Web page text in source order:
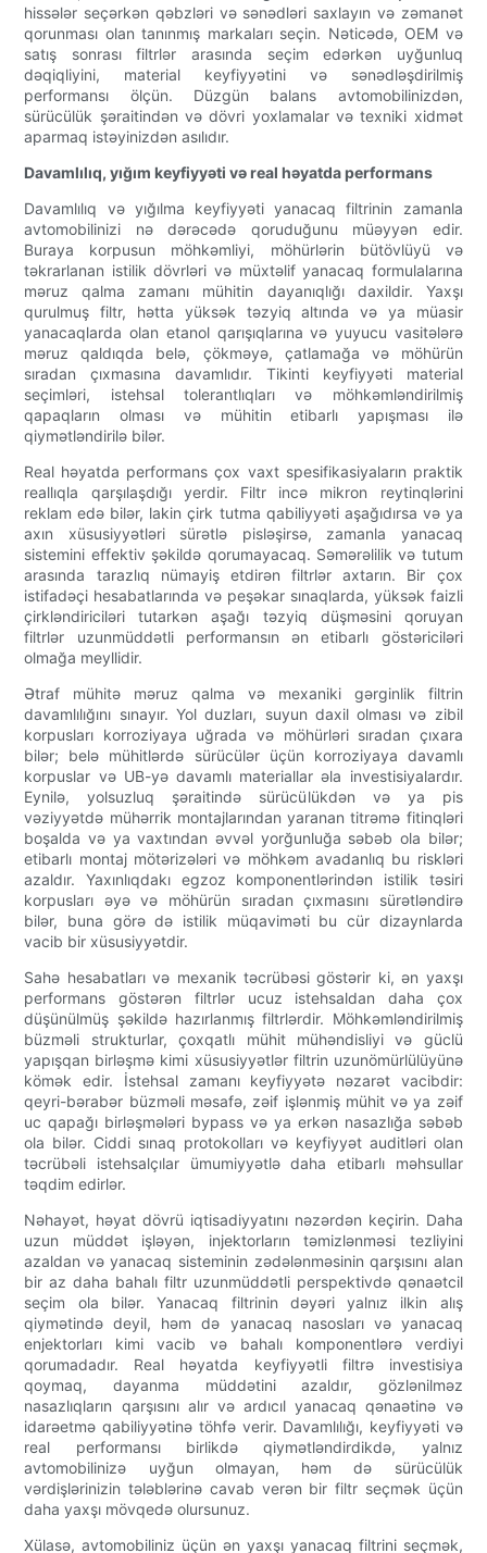
hissələr seçərkən qəbzləri və sənədləri saxlayın və zəmanət
qorunması olan tanınmış markaları seçin. Nəticədə, OEM və
satış sonrası filtrlər arasında seçim edərkən uyğunluq
dəqiqliyini, material keyfiyyətini və sənədləşdirilmiş
performansı ölçün. Düzgün balans avtomobilinizdən,
sürücülük şəraitindən və dövri yoxlamalar və texniki xidmət
aparmaq istəyinizdən asılıdır.
Davamlılıq, yığım keyfiyyəti və real həyatda performans
Davamlılıq və yığılma keyfiyyəti yanacaq filtrinin zamanla
avtomobilinizi nə dərəcədə qoruduğunu müəyyən edir.
Buraya korpusun möhkəmliyi, möhürlərin bütövlüyü və
təkrarlanan istilik dövrləri və müxtəlif yanacaq formulalarına
məruz qalma zamanı mühitin dayanıqlığı daxildir. Yaxşı
qurulmuş filtr, hətta yüksək təzyiq altında və ya müasir
yanacaqlarda olan etanol qarışıqlarına və yuyucu vasitələrə
məruz qaldıqda belə, çökməyə, çatlamağa və möhürün
sıradan çıxmasına davamlıdır. Tikinti keyfiyyəti material
seçimləri, istehsal tolerantlıqları və möhkəmləndirilmiş
qapaqların olması və mühitin etibarlı yapışması ilə
qiymətləndirilə bilər.
Real həyatda performans çox vaxt spesifikasiyaların praktik
reallıqla qarşılaşdığı yerdir. Filtr incə mikron reytinqlərini
reklam edə bilər, lakin çirk tutma qabiliyyəti aşağıdırsa və ya
axın xüsusiyyətləri sürətlə pisləşirsə, zamanla yanacaq
sistemini effektiv şəkildə qorumayacaq. Səmərəlilik və tutum
arasında tarazlıq nümayiş etdirən filtrlər axtarın. Bir çox
istifadəçi hesabatlarında və peşəkar sınaqlarda, yüksək faizli
çirkləndiriciləri tutarkən aşağı təzyiq düşməsini qoruyan
filtrlər uzunmüddətli performansın ən etibarlı göstəriciləri
olmağa meyllidir.
Ətraf mühitə məruz qalma və mexaniki gərginlik filtrin
davamlılığını sınayır. Yol duzları, suyun daxil olması və zibil
korpusları korroziyaya uğrada və möhürləri sıradan çıxara
bilər; belə mühitlərdə sürücülər üçün korroziyaya davamlı
korpuslar və UB-yə davamlı materiallar əla investisiyalardır.
Eynilə, yolsuzluq şəraitində sürücülükdən və ya pis
vəziyyətdə mühərrik montajlarından yaranan titrəmə fitinqləri
boşalda və ya vaxtından əvvəl yorğunluğa səbəb ola bilər;
etibarlı montaj mötərizələri və möhkəm avadanlıq bu riskləri
azaldır. Yaxınlıqdakı egzoz komponentlərindən istilik təsiri
korpusları əyə və möhürün sıradan çıxmasını sürətləndirə
bilər, buna görə də istilik müqaviməti bu cür dizaynlarda
vacib bir xüsusiyyətdir.
Sahə hesabatları və mexanik təcrübəsi göstərir ki, ən yaxşı
performans göstərən filtrlər ucuz istehsaldan daha çox
düşünülmüş şəkildə hazırlanmış filtrlərdir. Möhkəmləndirilmiş
büzməli strukturlar, çoxqatlı mühit mühəndisliyi və güclü
yapışqan birləşmə kimi xüsusiyyətlər filtrin uzunömürlülüyünə
kömək edir. İstehsal zamanı keyfiyyətə nəzarət vacibdir:
qeyri-bərabər büzməli məsafə, zəif işlənmiş mühit və ya zəif
uc qapağı birləşmələri bypass və ya erkən nasazlığa səbəb
ola bilər. Ciddi sınaq protokolları və keyfiyyət auditləri olan
təcrübəli istehsalçılar ümumiyyətlə daha etibarlı məhsullar
təqdim edirlər.
Nəhayət, həyat dövrü iqtisadiyyatını nəzərdən keçirin. Daha
uzun müddət işləyən, injektorların təmizlənməsi tezliyini
azaldan və yanacaq sisteminin zədələnməsinin qarşısını alan
bir az daha bahalı filtr uzunmüddətli perspektivdə qənaətcil
seçim ola bilər. Yanacaq filtrinin dəyəri yalnız ilkin alış
qiymətində deyil, həm də yanacaq nasosları və yanacaq
enjektorları kimi vacib və bahalı komponentlərə verdiyi
qorumadadır. Real həyatda keyfiyyətli filtrə investisiya
qoymaq, dayanma müddətini azaldır, gözlənilməz
nasazlıqların qarşısını alır və ardıcıl yanacaq qənaətinə və
idarəetmə qabiliyyətinə töhfə verir. Davamlılığı, keyfiyyəti və
real performansı birlikdə qiymətləndirdikdə, yalnız
avtomobilinizə uyğun olmayan, həm də sürücülük
vərdişlərinizin tələblərinə cavab verən bir filtr seçmək üçün
daha yaxşı mövqedə olursunuz.
Xülasə, avtomobiliniz üçün ən yaxşı yanacaq filtrini seçmək,